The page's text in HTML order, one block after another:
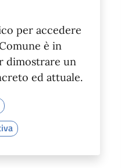
per accedere
è in
dimostrare un
ed attuale.